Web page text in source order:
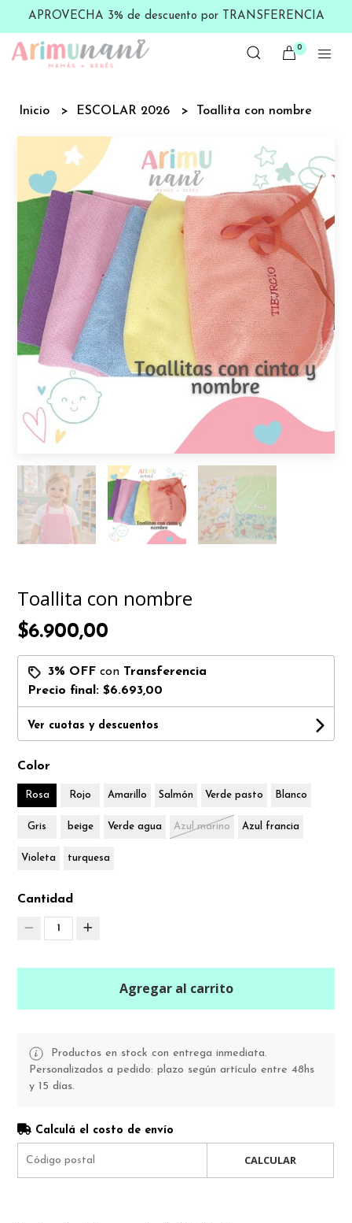
APROVECHA 3% de descuento por TRANSFERENCIA
0
Inicio ESCOLAR 2026 Toallita con nombre
Toallita con nombre
$6.900,00
3% OFF con Transferencia
Precio final:$6.693,00
Ver cuotas y descuentos
Color
Rosa Rojo Amarillo Salmón Verde pasto Blanco
Gris beige Verde agua Azul marino Azul francia
Violeta turquesa
Cantidad
1
Agregar al carrito
Productos en stock con entrega inmediata.
Personalizados a pedido: plazo según artículo entre 48hs
y 15 días.
Calculá el costo de envío
CALCULAR